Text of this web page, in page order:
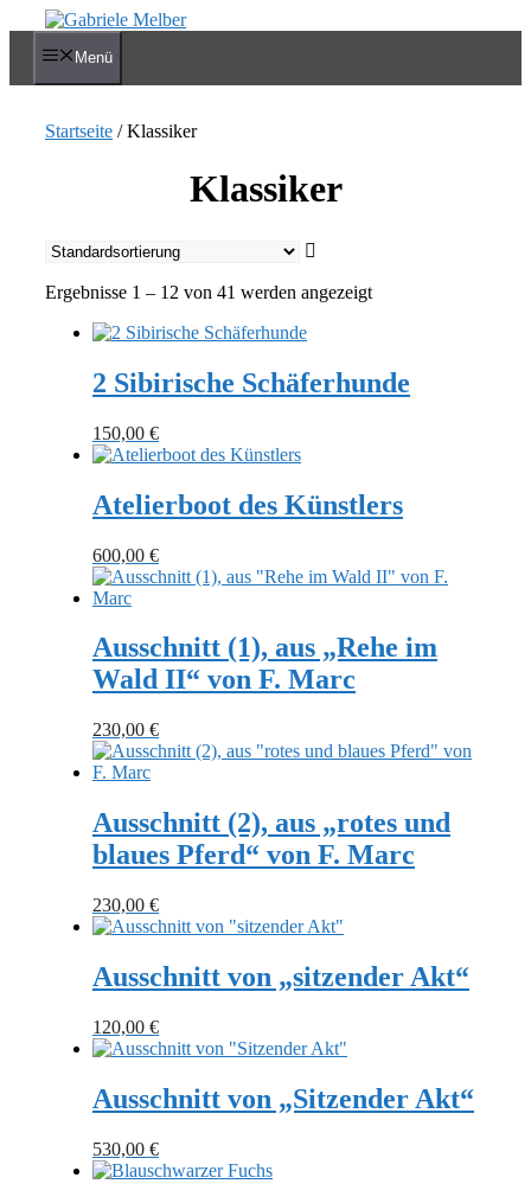
Inhalt
springen Menü
Startseite / Klassiker
Klassiker
Ergebnisse 1 – 12 von 41 werden angezeigt
2 Sibirische Schäferhunde
150,00 €
Atelierboot des Künstlers
600,00 €
Ausschnitt (1), aus „Rehe im
Wald II“ von F. Marc
230,00 €
Ausschnitt (2), aus „rotes und
blaues Pferd“ von F. Marc
230,00 €
Ausschnitt von „sitzender Akt“
120,00 €
Ausschnitt von „Sitzender Akt“
530,00 €